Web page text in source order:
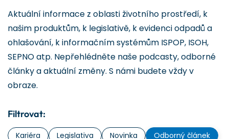
Aktuální informace z oblasti životního prostředí, k
našim produktům, k legislativě, k evidenci odpadů a
ohlašování, k informačním systémům ISPOP, ISOH,
SEPNO atp. Nepřehlédněte naše podcasty, odborné
články a aktuální změny. S námi budete vždy v
obraze.
Filtrovat:
Kariéra Legislativa Novinka
Odborný článek